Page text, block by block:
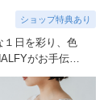
ショップ特典あり
１日を彩り、色
がお手伝い
ことでその人本
づいて欲しい